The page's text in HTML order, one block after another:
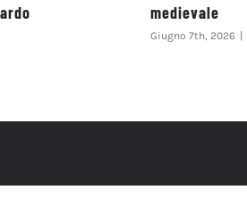
medievale
Giugno 7th, 2026 |